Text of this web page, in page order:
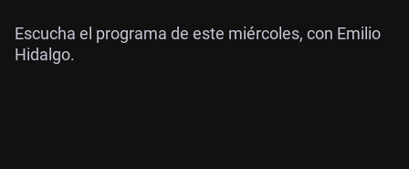
Escucha el programa de este miércoles, con Emilio
Hidalgo.